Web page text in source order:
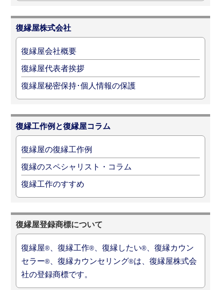
復縁屋株式会社
復縁屋会社概要
復縁屋代表者挨拶
復縁屋秘密保持･個人情報の保護
復縁工作例と復縁屋コラム
復縁屋の復縁工作例
復縁のスペシャリスト・コラム
復縁工作のすすめ
復縁屋登録商標について
復縁屋®、復縁工作®、復縁したい®、復縁カウン
セラー®、復縁カウンセリング®は、復縁屋株式会
社の登録商標です。